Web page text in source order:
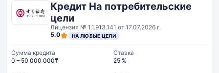
Кредит На потребительские
цели
Лицензия № 1.1.913.141 от 17.07.2026 г.
5.0
НА ЛЮБЫЕ ЦЕЛИ
Сумма кредита
0 – 50 000 000₸
Ставка
25 %